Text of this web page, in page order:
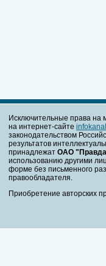
Исключительные права
на интернет-сайте
законодательством
результатов
принадлежат ОАО
использованию другими
форме без письменного
правообладателя.
Приобретение авторских